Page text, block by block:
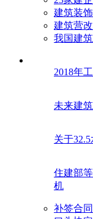
建筑装
建筑营
我国建
2018年
未来建
关于
住建部
机
补签合